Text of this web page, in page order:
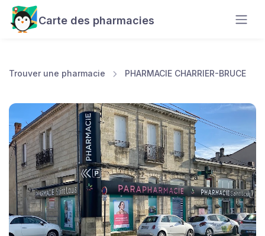
Carte des pharmacies
Trouver une pharmacie PHARMACIE CHARRIER-BRUCE